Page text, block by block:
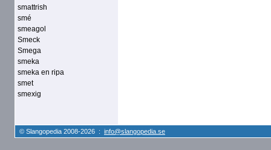
smattrish
smé
smeagol
Smeck
Smega
smeka
smeka en ripa
smet
smexig
© Slangopedia 2008-2026 : info@slangopedia.se